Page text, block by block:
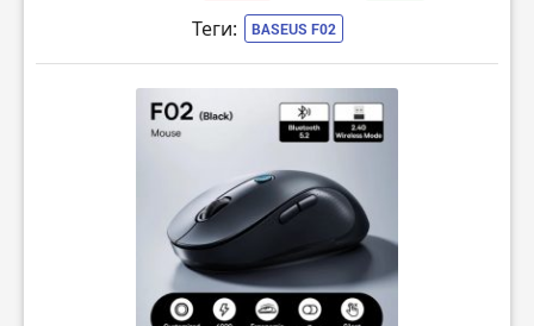
Теги: BASEUS F02